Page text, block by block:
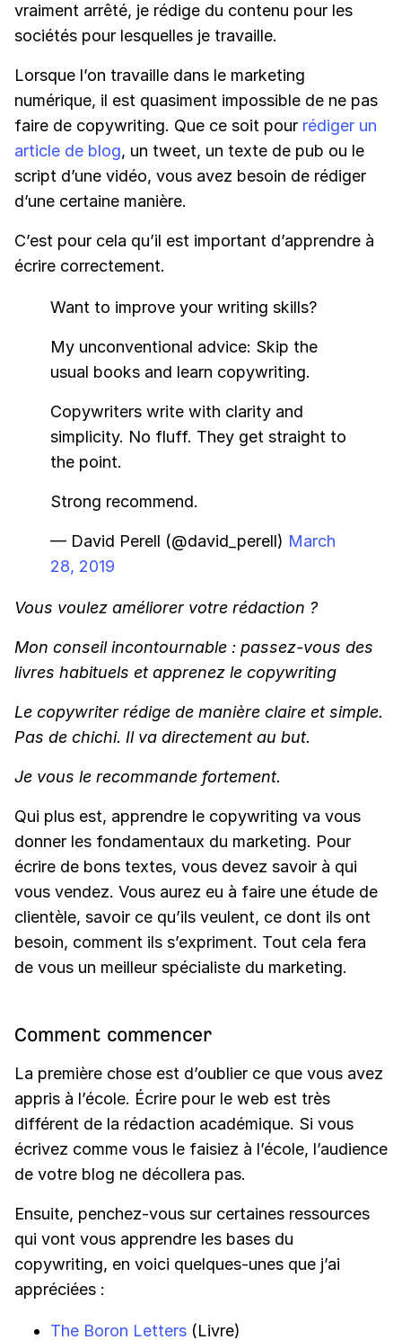
vraiment arrêté, je rédige du contenu pour les
sociétés pour lesquelles je travaille.
Lorsque l’on travaille dans le marketing
numérique, il est quasiment impossible de ne pas
faire de copywriting. Que ce soit pour rédiger un
article de blog, un tweet, un texte de pub ou le
script d’une vidéo, vous avez besoin de rédiger
d’une certaine manière.
C’est pour cela qu’il est important d’apprendre à
écrire correctement.
Want to improve your writing skills?
My unconventional advice: Skip the
usual books and learn copywriting.
Copywriters write with clarity and
simplicity. No fluff. They get straight to
the point.
Strong recommend.
— David Perell (@david_perell) March
28, 2019
Vous voulez améliorer votre rédaction ?
Mon conseil incontournable : passez-vous des
livres habituels et apprenez le copywriting
Le copywriter rédige de manière claire et simple.
Pas de chichi. Il va directement au but.
Je vous le recommande fortement.
Qui plus est, apprendre le copywriting va vous
donner les fondamentaux du marketing. Pour
écrire de bons textes, vous devez savoir à qui
vous vendez. Vous aurez eu à faire une étude de
clientèle, savoir ce qu’ils veulent, ce dont ils ont
besoin, comment ils s’expriment. Tout cela fera
de vous un meilleur spécialiste du marketing.
Comment commencer
La première chose est d’oublier ce que vous avez
appris à l’école. Écrire pour le web est très
différent de la rédaction académique. Si vous
écrivez comme vous le faisiez à l’école, l’audience
de votre blog ne décollera pas.
Ensuite, penchez-vous sur certaines ressources
qui vont vous apprendre les bases du
copywriting, en voici quelques-unes que j’ai
appréciées :
The Boron Letters (Livre)